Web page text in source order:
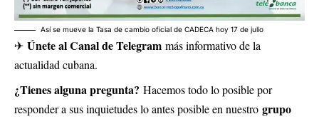
Así se mueve la Tasa de cambio oficial de CADECA hoy 17 de julio
✈ Únete al Canal de Telegram más informativo de la
actualidad cubana.
¿Tienes alguna pregunta? Hacemos todo lo posible por
responder a sus inquietudes lo antes posible en nuestro grupo